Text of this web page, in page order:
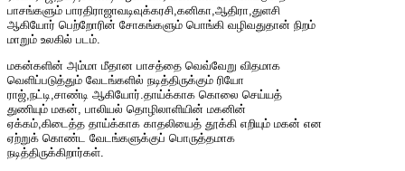
பாசங்களும் பாரதிராஜாவடிவுக்கரசி,கனிகா,ஆதிரா,துளசி
ஆகியோர் பெற்றோரின் சோகங்களும் பொங்கி வழிவதுதான் நிறம்
மாறும் உலகில் படம்.
மகன்களின் அம்மா மீதான பாசத்தை வெவ்வேறு விதமாக
வெளிப்படுத்தும் வேடங்களில் நடித்திருக்கும் ரியோ
ராஜ்,நட்டி,சாண்டி ஆகியோர்.தாய்க்காக கொலை செய்யத்
துணியும் மகன், பாலியல் தொழிலாளியின் மகனின்
ஏக்கம்,கிடைத்த தாய்க்காக காதலியைத் தூக்கி எறியும் மகன் என
ஏற்றுக் கொண்ட வேடங்களுக்குப் பொருத்தமாக
நடித்திருக்கிறார்கள்.